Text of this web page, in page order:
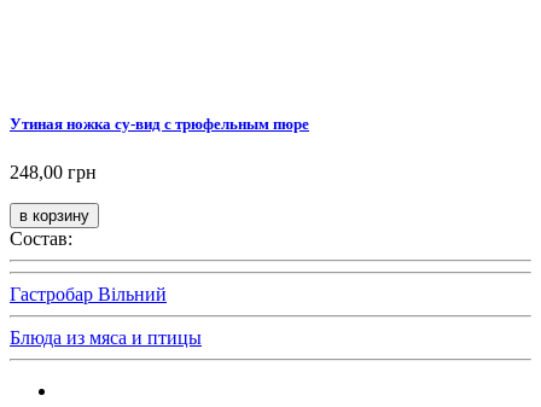
Утиная ножка су-вид с трюфельным пюре
248,00 грн
Состав:
Гастробар Вільний
Блюда из мяса и птицы